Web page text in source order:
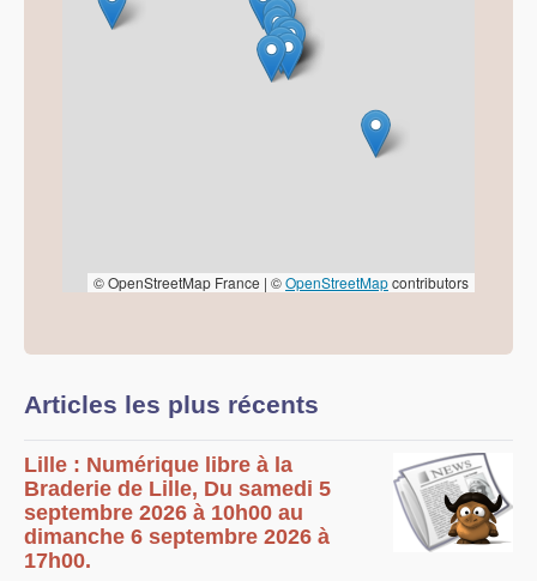
© OpenStreetMap France | ©OpenStreetMapcontributors
Articles les plus récents
Lille : Numérique libre à la
Braderie de Lille, Du samedi 5
septembre 2026 à 10h00 au
dimanche 6 septembre 2026 à
17h00.